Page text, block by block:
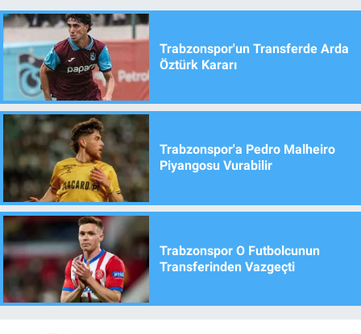
Trabzonspor'un Transferde Arda
Öztürk Kararı
Trabzonspor'a Pedro Malheiro
Piyangosu Vurabilir
Trabzonspor O Futbolcunun
Transferinden Vazgeçti